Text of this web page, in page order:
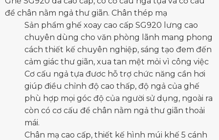
để chân nằm ngả thư giãn. Chân thép mạ
Sản phẩm ghế xoay cao cấp SG920 lưng cao
chuyên dùng cho văn phòng lãnh mang phong
cách thiết kế chuyên nghiệp, sáng tạo đem đến
cảm giác thư giãn, xua tan mệt mỏi vì công việc
Cơ cấu ngả tựa đươc hỗ trợ chức năng cần hơi
giúp điều chỉnh độ cao thấp, độ ngả của ghế
phù hợp mọi góc độ của người sử dụng, ngoài ra
còn có cơ cấu để chân nằm ngả thư giãn thoải
mái.
Chân mạ cao cấp, thiết kế hình múi khế 5 cánh